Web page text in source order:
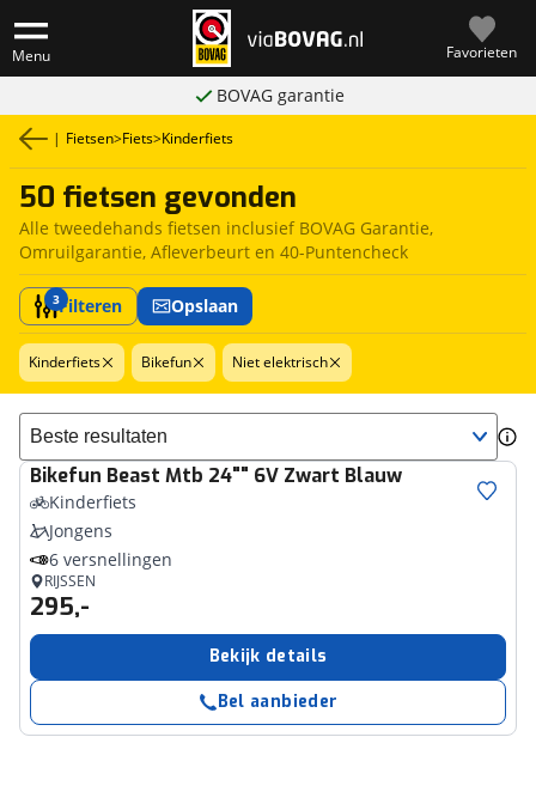
Menu Favorieten
BOVAG garantie
| Fietsen>Fiets>Kinderfiets
50 fietsen gevonden
Alle tweedehands fietsen inclusief BOVAG Garantie,
Omruilgarantie, Afleverbeurt en 40-Puntencheck
3Filteren Opslaan
Kinderfiets Bikefun Niet elektrisch
Sorteer resultaten
Bikefun Beast Mtb 24"" 6V Zwart Blauw
Kinderfiets
Jongens
6 versnellingen
RIJSSEN
295,-
Bekijk details
Bel aanbieder